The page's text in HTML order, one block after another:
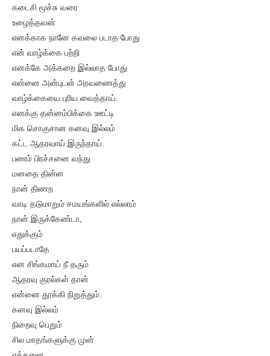
கடைசி மூச்சு வரை
உழைத்தவன்
எனக்காக நானே கவலை படாத போது
என் வாழ்க்கை பற்றி
எனக்கே அக்கறை இல்லாத போது
என்னை அன்புடன் அரவணைத்து
வாழ்க்கையை புரிய வைத்தாய்.
எனக்கு தன்னம்பிக்கை ஊட்டி
மிக சொகுசான கனவு இல்லம்
கட்ட ஆதரவாய் இருந்தாய்.
பணம் பிரச்சனை வந்து
மனதை தின்ன
நான் திணற
வாடி தடுமாறும் சமயங்களில் எல்லாம்
நான் இருக்கேண்டா,
எதுக்கும்
பயப்படாதே
என சிங்கமாய் நீ தரும்
ஆதரவு குரல்கள் தான்
என்னை தூக்கி நிறுத்தும்.
கனவு இல்லம்
நிறைவு பெறும்
சில மாதங்களுக்கு முன்